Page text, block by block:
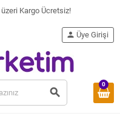
Kargo Ücretsiz!
search
person Üye Girişi
0